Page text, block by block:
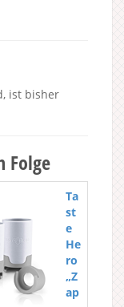
ist bisher
Folge
Ta
st
e
He
ro
„Z
ap